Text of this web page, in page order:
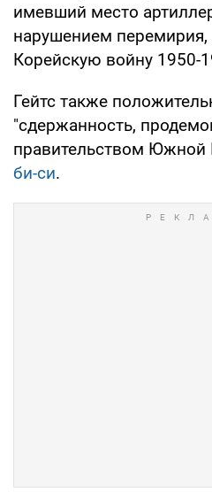
имевший место
нарушением перемирия,
Корейскую войну 1950-
Гейтс также
"сдержанность,
правительством Южной
би-си.